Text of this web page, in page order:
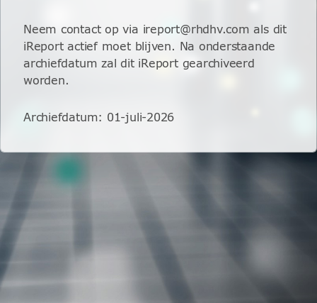
Neem contact op via ireport@rhdhv.com als dit
iReport actief moet blijven. Na onderstaande
archiefdatum zal dit iReport gearchiveerd
worden.
Archiefdatum: 01-juli-2026